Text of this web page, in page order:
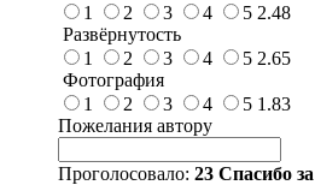
1
2 3 4 5 2.48
Развёрнутость
1
2 3 4 5 2.65
Фотография
1
2 3 4 5 1.83
Пожелания автору
Проголосовало: 23 Спасибо